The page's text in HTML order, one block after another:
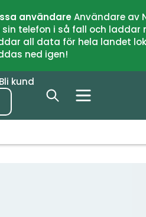
användareAnvändare av
telefon i så fall och
all data för hela landet
ned igen!
Bli kund